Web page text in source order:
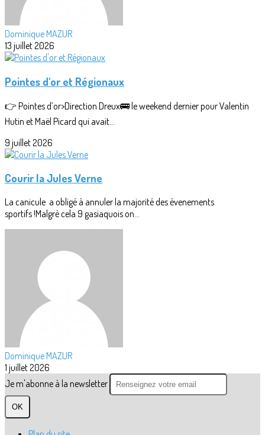
Dominique MAZUR
13 juillet 2026
Pointes d'or et Régionaux
👉 Pointes d’or>Direction Dreux🚌 le weekend dernier pour Valentin
Hutin et Maël Picard qui avait...
9 juillet 2026
Courir la Jules Verne
La canicule a obligé à annuler la majorité des évenements
sportifs !Malgrè cela 9 gasiaquois on...
Dominique MAZUR
1 juillet 2026
Je m'abonne à la newsletter
OK